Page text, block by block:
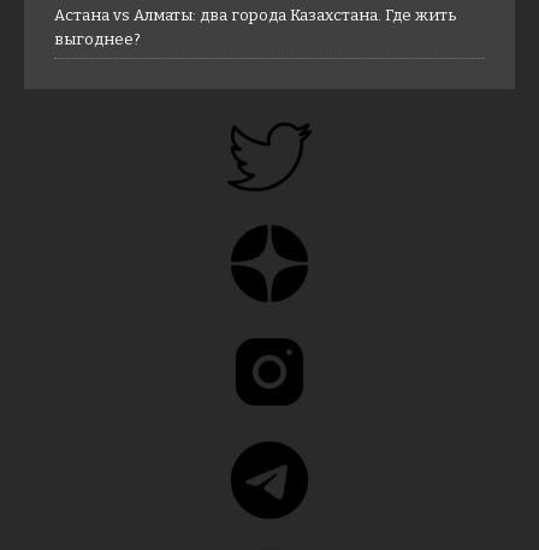
Астана vs Алматы: два города Казахстана. Где жить
выгоднее?